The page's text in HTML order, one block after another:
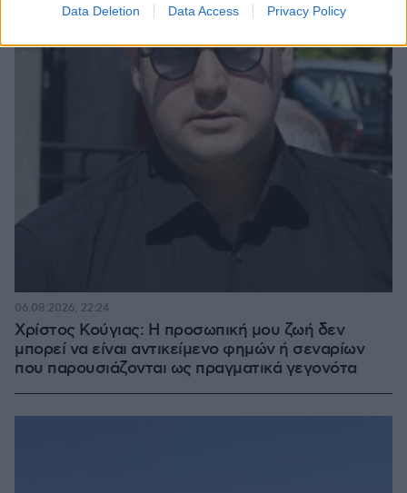
Data Deletion Data Access Privacy Policy
Χρίστος Κούγιας: Η προσωπική μου ζωή δεν
μπορεί να είναι αντικείμενο φημών ή σεναρίων
που παρουσιάζονται ως πραγματικά γεγονότα
06.08.2026, 22:24